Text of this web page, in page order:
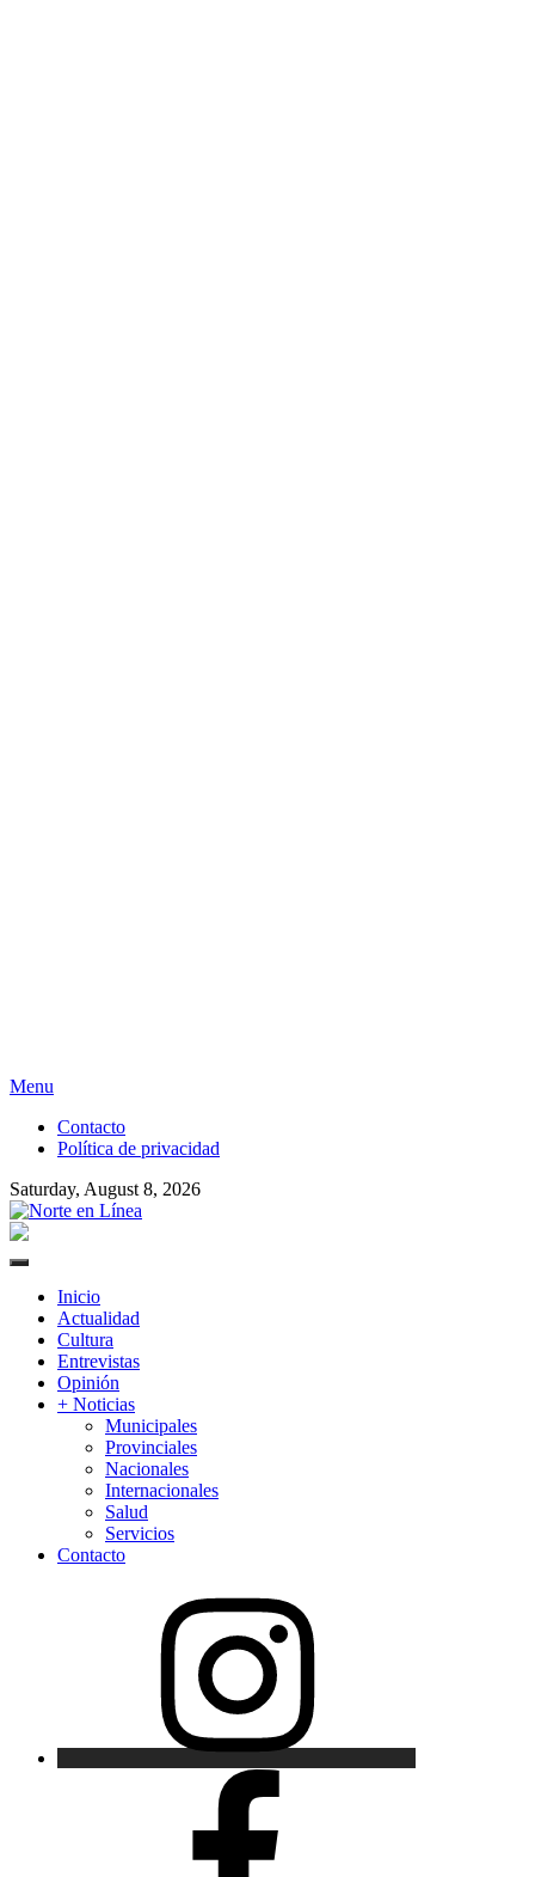
Skip
content
Menu
Contacto
Política de privacidad
Saturday, August 8, 2026
Primary
Inicio
Actualidad
Cultura
Entrevistas
Opinión
+ Noticias
Municipales
Provinciales
Nacionales
Internacionales
Salud
Servicios
Contacto